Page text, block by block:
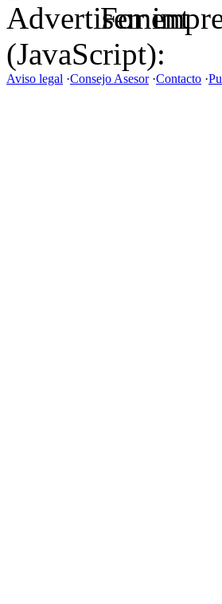
For
(JavaScript):
Aviso legal ·Consejo Asesor·Contacto ·